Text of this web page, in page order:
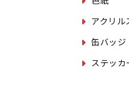
アクリル
缶バッジ
ステッカ